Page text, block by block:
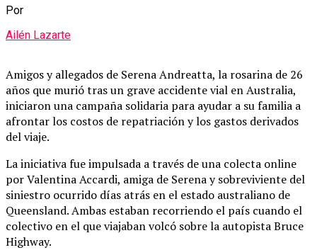
Por
Ailén Lazarte
Amigos y allegados de Serena Andreatta, la rosarina de 26
años que murió tras un grave accidente vial en Australia,
iniciaron una campaña solidaria para ayudar a su familia a
afrontar los costos de repatriación y los gastos derivados
del viaje.
La iniciativa fue impulsada a través de una colecta online
por Valentina Accardi, amiga de Serena y sobreviviente del
siniestro ocurrido días atrás en el estado australiano de
Queensland. Ambas estaban recorriendo el país cuando el
colectivo en el que viajaban volcó sobre la autopista Bruce
Highway.